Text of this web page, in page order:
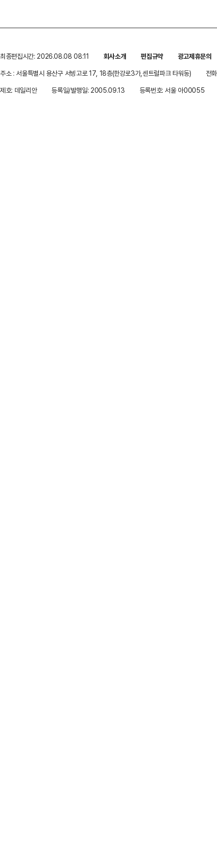
최종편집시간: 2026.08.08 08:11 회사소개 편집규약
광고제휴문의
주소 : 서울특별시 용산구 서빙고로 17, 18층(한강로3가,센트럴파크 타워동)
전
제호: 데일리안
등록일/발행일: 2005.09.13 등록번호: 서울 아00055